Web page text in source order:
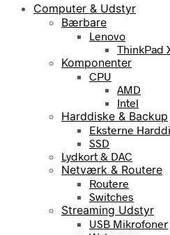
Computer & Udstyr
Bærbare
Lenovo
ThinkPad
Komponenter
CPU
AMD
Intel
Harddiske & Backup
Eksterne
SSD
Lydkort & DAC
Netværk & Routere
Routere
Switches
Streaming Udstyr
USB Mikrofoner